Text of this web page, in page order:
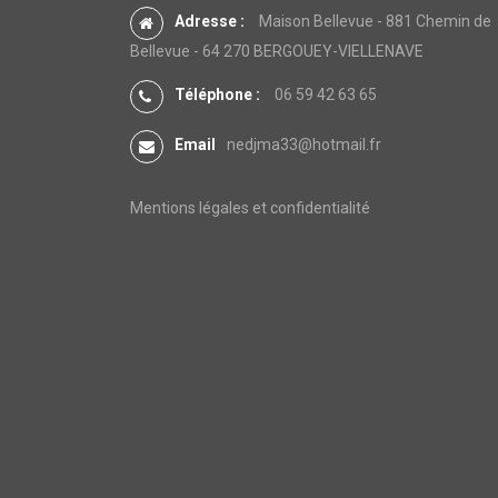
Adresse :
Maison Bellevue - 881 Chemin de
Bellevue - 64 270 BERGOUEY-VIELLENAVE
Téléphone : 06 59 42 63 65
Email nedjma33@hotmail.fr
Mentions légales et confidentialité